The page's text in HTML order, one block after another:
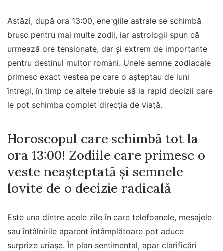
Astăzi, după ora 13:00, energiile astrale se schimbă
brusc pentru mai multe zodii, iar astrologii spun că
urmează ore tensionate, dar și extrem de importante
pentru destinul multor români. Unele semne zodiacale
primesc exact vestea pe care o așteptau de luni
întregi, în timp ce altele trebuie să ia rapid decizii care
le pot schimba complet direcția de viață.
Horoscopul care schimbă tot la
ora 13:00! Zodiile care primesc o
veste neașteptată și semnele
lovite de o decizie radicală
Este una dintre acele zile în care telefoanele, mesajele
sau întâlnirile aparent întâmplătoare pot aduce
surprize uriașe. În plan sentimental, apar clarificări